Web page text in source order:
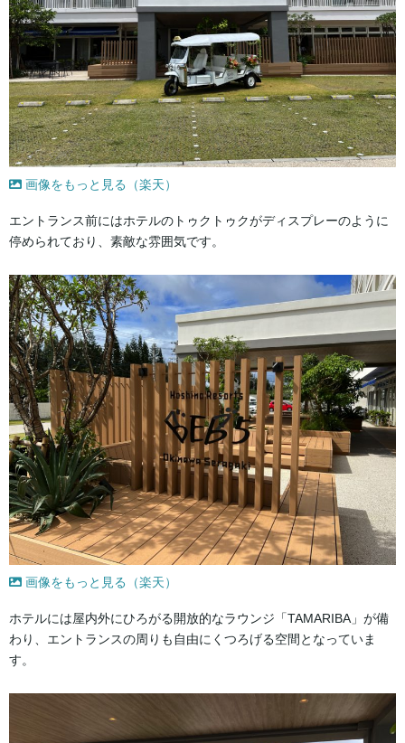
画像をもっと見る（楽天）
エントランス前にはホテルのトゥクトゥクがディスプレーのように
停められており、素敵な雰囲気です。
画像をもっと見る（楽天）
ホテルには屋内外にひろがる開放的なラウンジ「TAMARIBA」が備
わり、エントランスの周りも自由にくつろげる空間となっていま
す。